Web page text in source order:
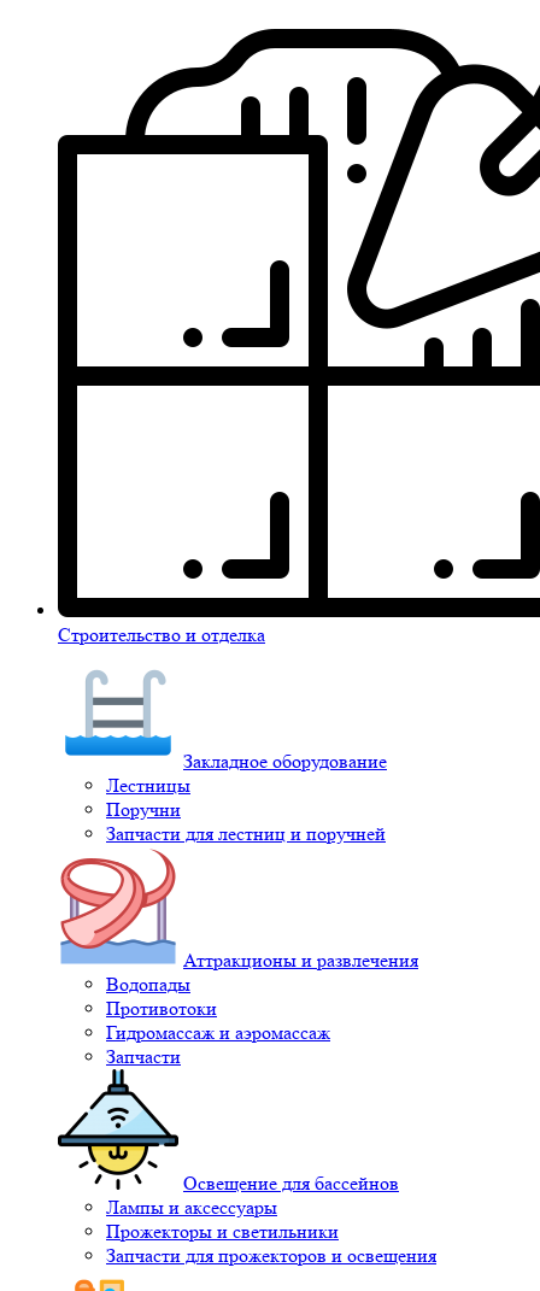
Строительство и отделка
Закладное оборудование
Лестницы
Поручни
Запчасти для лестниц и поручней
Аттракционы и развлечения
Водопады
Противотоки
Гидромассаж и аэромассаж
Запчасти
Освещение для бассейнов
Лампы и аксессуары
Прожекторы и светильники
Запчасти для прожекторов и освещения